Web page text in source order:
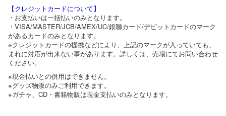
【クレジットカードについて】
・お支払いは一括払いのみとなります。
・VISA/MASTER/JCB/AMEX/UC/銀聯カード/デビットカードのマーク
があるカードのみとなります。
※クレジットカードの提携などにより、上記のマークが入っていても、
まれに対応が出来ない事があります。詳しくは、売場にてお問い合わせ
ください。
※現金払いとの併用はできません。
※グッズ物販のみご利用できます。
※ガチャ、CD・書籍物販は現金支払いのみとなります。